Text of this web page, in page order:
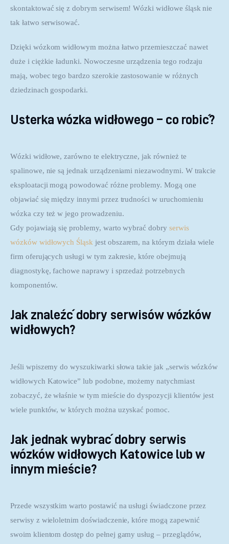
skontaktować się z dobrym serwisem! Wózki widłowe śląsk nie
tak łatwo serwisować.
Dzięki wózkom widłowym można łatwo przemieszczać nawet
duże i ciężkie ładunki. Nowoczesne urządzenia tego rodzaju
mają, wobec tego bardzo szerokie zastosowanie w różnych
dziedzinach gospodarki.
Usterka wózka widłowego – co robić?
Wózki widłowe, zarówno te elektryczne, jak również te
spalinowe, nie są jednak urządzeniami niezawodnymi. W trakcie
eksploatacji mogą powodować różne problemy. Mogą one
objawiać się między innymi przez trudności w uruchomieniu
wózka czy też w jego prowadzeniu.
Gdy pojawiają się problemy, warto wybrać dobry serwis
wózków widłowych Śląsk jest obszarem, na którym działa wiele
firm oferujących usługi w tym zakresie, które obejmują
diagnostykę, fachowe naprawy i sprzedaż potrzebnych
komponentów.
Jak znaleźć dobry serwisów wózków
widłowych?
Jeśli wpiszemy do wyszukiwarki słowa takie jak „serwis wózków
widłowych Katowice” lub podobne, możemy natychmiast
zobaczyć, że właśnie w tym mieście do dyspozycji klientów jest
wiele punktów, w których można uzyskać pomoc.
Jak jednak wybrać dobry serwis
wózków widłowych Katowice lub w
innym mieście?
Przede wszystkim warto postawić na usługi świadczone przez
serwisy z wieloletnim doświadczenie, które mogą zapewnić
swoim klientom dostęp do pełnej gamy usług – przeglądów,